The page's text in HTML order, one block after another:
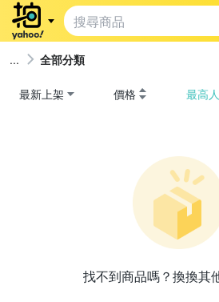
全部分類
最新上架 價格 最高
找不到商品嗎？換換其